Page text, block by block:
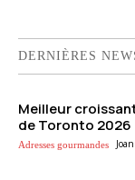
DERNIÈRES
Meilleur
de Toronto 2026
Adresses gourmandes